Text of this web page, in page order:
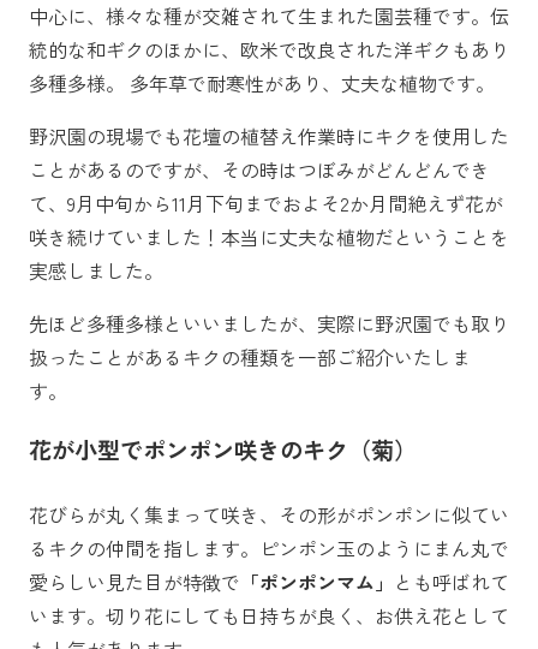
中心に、様々な種が交雑されて生まれた園芸種です。伝
統的な和ギクのほかに、欧米で改良された洋ギクもあり
多種多様。 多年草で耐寒性があり、丈夫な植物です。
野沢園の現場でも花壇の植替え作業時にキクを使用した
ことがあるのですが、その時はつぼみがどんどんでき
て、9月中旬から11月下旬までおよそ2か月間絶えず花が
咲き続けていました！本当に丈夫な植物だということを
実感しました。
先ほど多種多様といいましたが、実際に野沢園でも取り
扱ったことがあるキクの種類を一部ご紹介いたしま
す。
花が小型でポンポン咲きのキク（菊）
花びらが丸く集まって咲き、その形がポンポンに似てい
るキクの仲間を指します。ピンポン玉のようにまん丸で
愛らしい見た目が特徴で 「ポンポンマム」 とも呼ばれて
います。切り花にしても日持ちが良く、お供え花として